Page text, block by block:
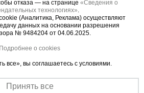
комплект
обеспечения лучшей
проводимых на
что в процессе
может получить
царапины и прочее, что
эксплуатационные
отказа — на странице «Сведения о
технологиях».
(Аналитика, Реклама) осуществляют
данных на основании разрешения
№ 9484204 от 04.06.2025.
Подробнее о cookies
все», вы соглашаетесь с условиями.
Принять все